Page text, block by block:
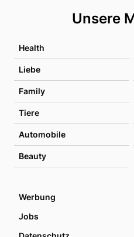
Unsere
Health
Liebe
Family
Tiere
Automobile
Beauty
Werbung
Jobs